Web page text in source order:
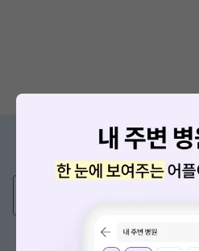
증상/치료, 궁금한
의사가 직접 답
혹은, 의료상담 서비스에 다